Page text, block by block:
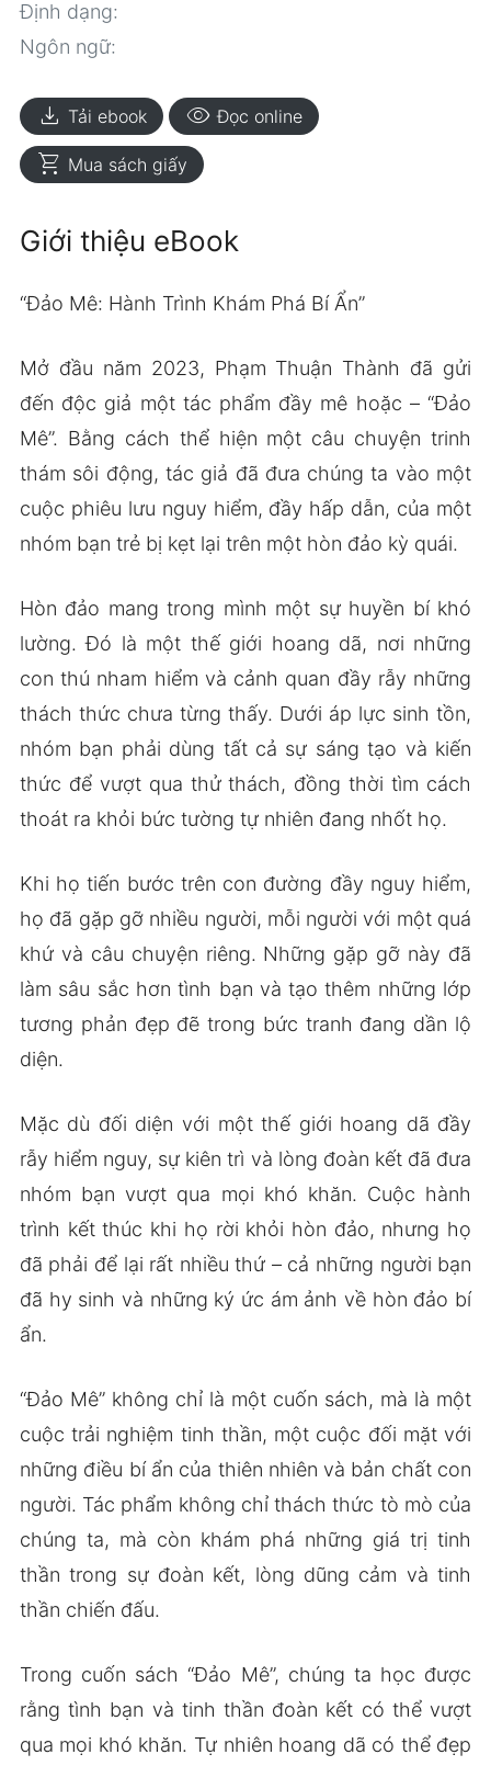
Định dạng:
Ngôn ngữ:
download Tải ebook visibility Đọc online
shopping_cart Mua sách giấy
Giới thiệu eBook
“Đảo Mê: Hành Trình Khám Phá Bí Ẩn”
Mở đầu năm 2023, Phạm Thuận Thành đã gửi
đến độc giả một tác phẩm đầy mê hoặc – “Đảo
Mê”. Bằng cách thể hiện một câu chuyện trinh
thám sôi động, tác giả đã đưa chúng ta vào một
cuộc phiêu lưu nguy hiểm, đầy hấp dẫn, của một
nhóm bạn trẻ bị kẹt lại trên một hòn đảo kỳ quái.
Hòn đảo mang trong mình một sự huyền bí khó
lường. Đó là một thế giới hoang dã, nơi những
con thú nham hiểm và cảnh quan đầy rẫy những
thách thức chưa từng thấy. Dưới áp lực sinh tồn,
nhóm bạn phải dùng tất cả sự sáng tạo và kiến
thức để vượt qua thử thách, đồng thời tìm cách
thoát ra khỏi bức tường tự nhiên đang nhốt họ.
Khi họ tiến bước trên con đường đầy nguy hiểm,
họ đã gặp gỡ nhiều người, mỗi người với một quá
khứ và câu chuyện riêng. Những gặp gỡ này đã
làm sâu sắc hơn tình bạn và tạo thêm những lớp
tương phản đẹp đẽ trong bức tranh đang dần lộ
diện.
Mặc dù đối diện với một thế giới hoang dã đầy
rẫy hiểm nguy, sự kiên trì và lòng đoàn kết đã đưa
nhóm bạn vượt qua mọi khó khăn. Cuộc hành
trình kết thúc khi họ rời khỏi hòn đảo, nhưng họ
đã phải để lại rất nhiều thứ – cả những người bạn
đã hy sinh và những ký ức ám ảnh về hòn đảo bí
ẩn.
“Đảo Mê” không chỉ là một cuốn sách, mà là một
cuộc trải nghiệm tinh thần, một cuộc đối mặt với
những điều bí ẩn của thiên nhiên và bản chất con
người. Tác phẩm không chỉ thách thức tò mò của
chúng ta, mà còn khám phá những giá trị tinh
thần trong sự đoàn kết, lòng dũng cảm và tinh
thần chiến đấu.
Trong cuốn sách “Đảo Mê”, chúng ta học được
rằng tình bạn và tinh thần đoàn kết có thể vượt
qua mọi khó khăn. Tự nhiên hoang dã có thể đẹp